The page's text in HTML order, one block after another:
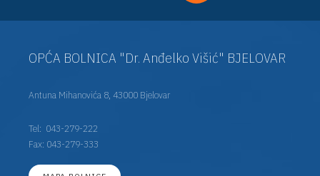
OPĆA BOLNICA "Dr. Anđelko Višić" BJELOVAR
Antuna Mihanovića 8, 43000 Bjelovar
Tel: 043-279-222
Fax: 043-279-333